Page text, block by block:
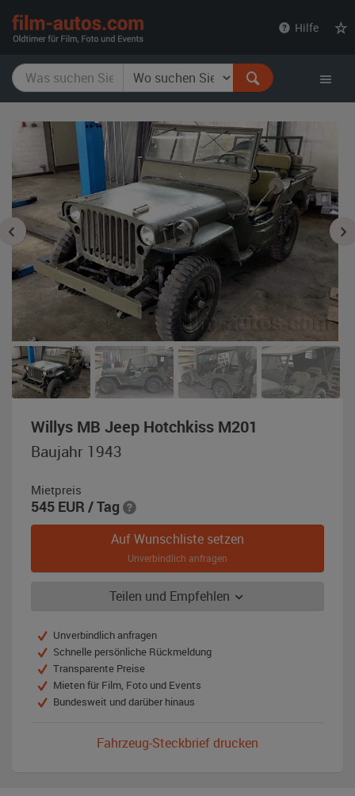
Hilfe
Willys MB Jeep Hotchkiss M201
Baujahr 1943
Mietpreis
545 EUR / Tag
Auf Wunschliste setzen
Unverbindlich anfragen
Teilen und Empfehlen
Unverbindlich anfragen
Schnelle persönliche Rückmeldung
Transparente Preise
Mieten für Film, Foto und Events
Bundesweit und darüber hinaus
Fahrzeug-Steckbrief drucken